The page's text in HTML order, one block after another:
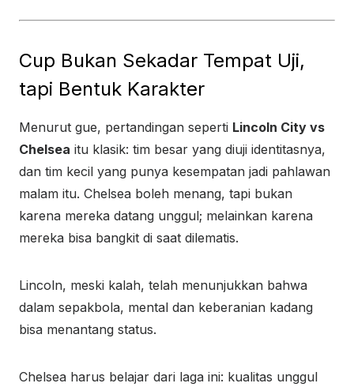
Cup Bukan Sekadar Tempat Uji,
tapi Bentuk Karakter
Menurut gue, pertandingan seperti Lincoln City vs
Chelsea itu klasik: tim besar yang diuji identitasnya,
dan tim kecil yang punya kesempatan jadi pahlawan
malam itu. Chelsea boleh menang, tapi bukan
karena mereka datang unggul; melainkan karena
mereka bisa bangkit di saat dilematis.
Lincoln, meski kalah, telah menunjukkan bahwa
dalam sepakbola, mental dan keberanian kadang
bisa menantang status.
Chelsea harus belajar dari laga ini: kualitas unggul